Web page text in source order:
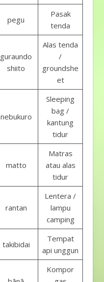
pegu
Pasak
tenda
guraundo
shiito
Alas tenda
/
groundshe
et
nebukuro
Sleeping
bag /
kantung
tidur
matto
Matras
atau alas
tidur
rantan
Lentera /
lampu
camping
takibidai
Tempat
api unggun
Kompor